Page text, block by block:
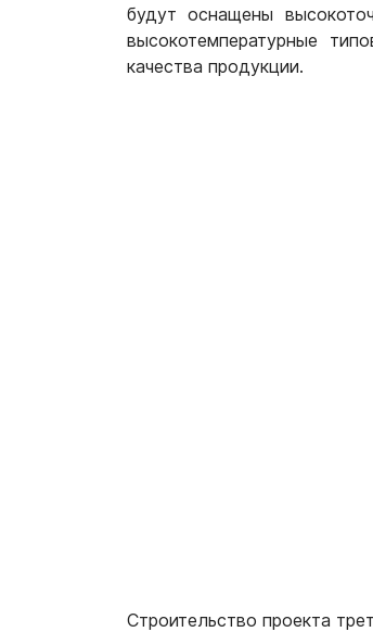
будут оснащены
высокотемпературные
качества продукции.
Строительство проекта